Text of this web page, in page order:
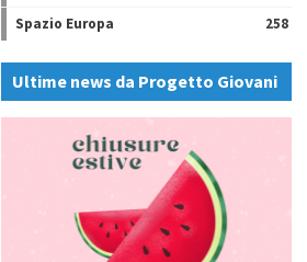
Spazio Europa
258
Ultime news da Progetto Giovani